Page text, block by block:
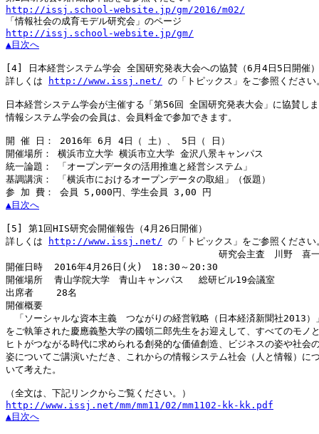
http://issj.school-website.jp/gm/2016/m02/
http://issj.school-website.jp/gm/
▲目次へ
[4]
日本経営システム学会 全国研究発表大会への協賛（6月4日5日開催）
詳しくは
http://www.issj.net/ の「トピックス」をご参照ください
日本経営システム学会が主催する「第56回 全国研究発表大会」に協賛し
情報システム学会の会員は、会員料金で参加できます。
開 催 日： 2016年 6月 4日（ 土）、 5日（ 日）
開催場所： 横浜市立大学 横浜市立大学 金沢八景キャンパス
統一論題： 「オープンデータの活用推進と経営システム」
基調講演： 「横浜市におけるオープンデータの取組」（仮題）
▲目次へ
[5]
第1回HIS研究会開催報告（4月26日開催）
詳しくは
http://www.issj.net/ の「トピックス」をご参照ください
研究会主査　川野　喜
開催日時  2016年4月26日(火)　18:30～20:30
開催場所  青山学院大学　青山キャンパス 　総研ビル19会議室
出席者    28名
開催概要
「ソーシャルな資本主義　つながりの経営戦略（日本経済新聞社2013）
をご執筆された慶應義塾大学の國領二郎先生をお迎えして、すべてのモノ
ヒトがつながる時代に求められる創発的な価値創造、ビジネスの姿や社会
姿についてご講演いただき、これからの情報システム社会（人と情報）に
いて考えた。
http://www.issj.net/mm/mm11/02/mm1102-kk-kk.pdf
▲目次へ